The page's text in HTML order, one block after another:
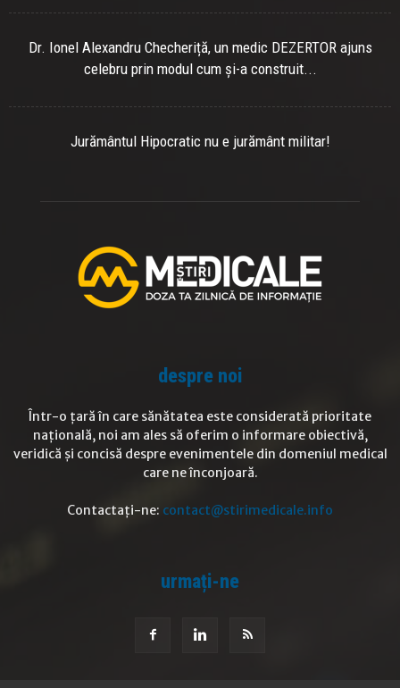
Dr. Ionel Alexandru Checheriță, un medic DEZERTOR ajuns
celebru prin modul cum și-a construit...
Jurământul Hipocratic nu e jurământ militar!
despre noi
Într-o țară în care sănătatea este considerată prioritate
națională, noi am ales să oferim o informare obiectivă,
veridică și concisă despre evenimentele din domeniul medical
care ne înconjoară.
Contactați-ne: contact@stirimedicale.info
urmați-ne